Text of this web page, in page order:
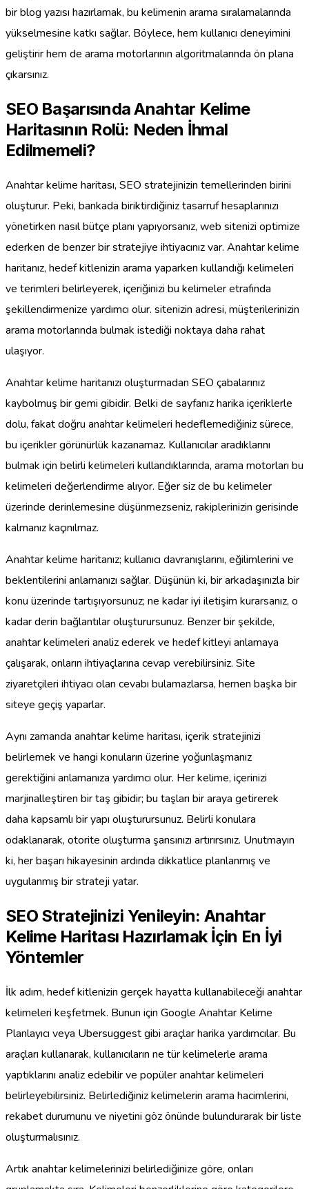
bir blog yazısı hazırlamak, bu kelimenin arama sıralamalarında
yükselmesine katkı sağlar. Böylece, hem kullanıcı deneyimini
geliştirir hem de arama motorlarının algoritmalarında ön plana
çıkarsınız.
SEO Başarısında Anahtar Kelime
Haritasının Rolü: Neden İhmal
Edilmemeli?
Anahtar kelime haritası, SEO stratejinizin temellerinden birini
oluşturur. Peki, bankada biriktirdiğiniz tasarruf hesaplarınızı
yönetirken nasıl bütçe planı yapıyorsanız, web sitenizi optimize
ederken de benzer bir stratejiye ihtiyacınız var. Anahtar kelime
haritanız, hedef kitlenizin arama yaparken kullandığı kelimeleri
ve terimleri belirleyerek, içeriğinizi bu kelimeler etrafında
şekillendirmenize yardımcı olur. sitenizin adresi, müşterilerinizin
arama motorlarında bulmak istediği noktaya daha rahat
ulaşıyor.
Anahtar kelime haritanızı oluşturmadan SEO çabalarınız
kaybolmuş bir gemi gibidir. Belki de sayfanız harika içeriklerle
dolu, fakat doğru anahtar kelimeleri hedeflemediğiniz sürece,
bu içerikler görünürlük kazanamaz. Kullanıcılar aradıklarını
bulmak için belirli kelimeleri kullandıklarında, arama motorları bu
kelimeleri değerlendirme alıyor. Eğer siz de bu kelimeler
üzerinde derinlemesine düşünmezseniz, rakiplerinizin gerisinde
kalmanız kaçınılmaz.
Anahtar kelime haritanız; kullanıcı davranışlarını, eğilimlerini ve
beklentilerini anlamanızı sağlar. Düşünün ki, bir arkadaşınızla bir
konu üzerinde tartışıyorsunuz; ne kadar iyi iletişim kurarsanız, o
kadar derin bağlantılar oluşturursunuz. Benzer bir şekilde,
anahtar kelimeleri analiz ederek ve hedef kitleyi anlamaya
çalışarak, onların ihtiyaçlarına cevap verebilirsiniz. Site
ziyaretçileri ihtiyacı olan cevabı bulamazlarsa, hemen başka bir
siteye geçiş yaparlar.
Aynı zamanda anahtar kelime haritası, içerik stratejinizi
belirlemek ve hangi konuların üzerine yoğunlaşmanız
gerektiğini anlamanıza yardımcı olur. Her kelime, içerinizi
marjinalleştiren bir taş gibidir; bu taşları bir araya getirerek
daha kapsamlı bir yapı oluşturursunuz. Belirli konulara
odaklanarak, otorite oluşturma şansınızı artırırsınız. Unutmayın
ki, her başarı hikayesinin ardında dikkatlice planlanmış ve
uygulanmış bir strateji yatar.
SEO Stratejinizi Yenileyin: Anahtar
Kelime Haritası Hazırlamak İçin En İyi
Yöntemler
İlk adım, hedef kitlenizin gerçek hayatta kullanabileceği anahtar
kelimeleri keşfetmek. Bunun için Google Anahtar Kelime
Planlayıcı veya Ubersuggest gibi araçlar harika yardımcılar. Bu
araçları kullanarak, kullanıcıların ne tür kelimelerle arama
yaptıklarını analiz edebilir ve popüler anahtar kelimeleri
belirleyebilirsiniz. Belirlediğiniz kelimelerin arama hacimlerini,
rekabet durumunu ve niyetini göz önünde bulundurarak bir liste
oluşturmalısınız.
Artık anahtar kelimelerinizi belirlediğinize göre, onları